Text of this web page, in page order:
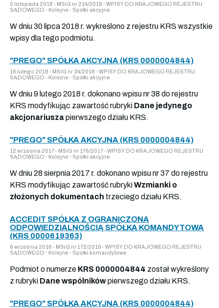
5 listopada 2018 - MSiG nr 214/2018 - WPISY DO KRAJOWEGO REJESTRU
SĄDOWEGO - Kolejne - Spółki akcyjne
W dniu 30 lipca 2018 r. wykreślono z rejestru KRS wszystkie
wpisy dla tego podmiotu.
"PREGO" SPÓŁKA AKCYJNA (KRS 0000004844)
16 lutego 2018 - MSiG nr 34/2018 - WPISY DO KRAJOWEGO REJESTRU
SĄDOWEGO - Kolejne - Spółki akcyjne
W dniu 9 lutego 2018 r. dokonano wpisu nr 38 do rejestru
KRS modyfikując zawartość rubryki Dane jedynego
akcjonariuszapierwszego działu KRS.
"PREGO" SPÓŁKA AKCYJNA (KRS 0000004844)
12 września 2017 - MSiG nr 176/2017 - WPISY DO KRAJOWEGO REJESTRU
SĄDOWEGO - Kolejne - Spółki akcyjne
W dniu 28 sierpnia 2017 r. dokonano wpisu nr 37 do rejestru
KRS modyfikując zawartość rubrykiWzmianki o
złożonych dokumentach trzeciego działu KRS.
ACCEDIT SPÓŁKA Z OGRANICZONĄ
ODPOWIEDZIALNOŚCIĄ SPÓŁKA KOMANDYTOWA
(KRS 0000619363)
6 września 2016 - MSiG nr 172/2016 - WPISY DO KRAJOWEGO REJESTRU
SĄDOWEGO - Kolejne - Spółki komandytowe
Podmiot o numerze KRS 0000004844 został wykreślony
z rubryki Dane wspólnikówpierwszego działu KRS.
"PREGO" SPÓŁKA AKCYJNA (KRS 0000004844)